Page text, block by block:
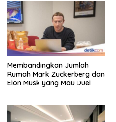
Membandingkan Jumlah
Rumah Mark Zuckerberg dan
Elon Musk yang Mau Duel